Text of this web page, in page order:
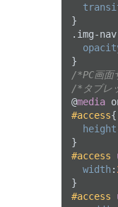
.img-nav
/*PC画面
/*タブレ
@media
#access{
height
#access
width :
#access